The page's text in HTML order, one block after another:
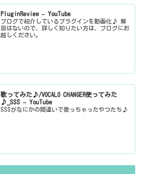
PluginReview – YouTube
ブログで紹介しているプラグインを動画化♪ 解
説はないので、詳しく知りたい方は、ブログにお
越しください。
歌ってみた♪/VOCALO CHANGER使ってみた
♪_SSS – YouTube
SSSがなにかの間違いで歌っちゃったやつたち♪